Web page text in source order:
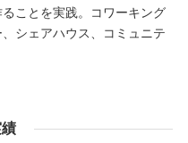
ことを実践。コワーキング
シェアハウス、コミュニテ